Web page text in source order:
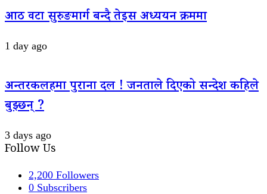
आठ वटा सुरुङमार्ग बन्दै तेइस अध्ययन क्रममा
1 day ago
अन्तरकलहमा पुराना दल ! जनताले दिएको सन्देश कहिले
बुझ्छन् ?
3 days ago
Follow Us
2,200 Followers
0 Subscribers